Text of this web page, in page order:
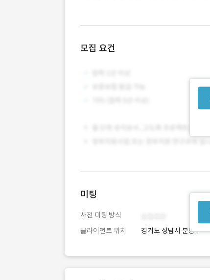
모집 요건
미팅
사전 미팅 방식
클라이언트 위치
경기도 성남시 분당구